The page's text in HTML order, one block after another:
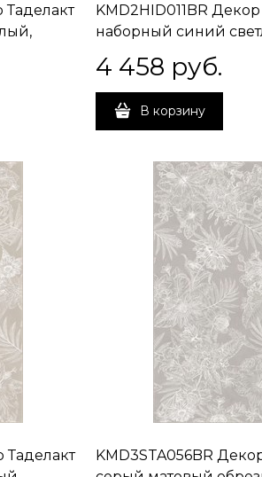
Таделакт
KMD2HID011BR
наборный синий
синий матовый
30x28x0,9
4 458 руб.
В корзину
Таделакт
KMD3STA056BR